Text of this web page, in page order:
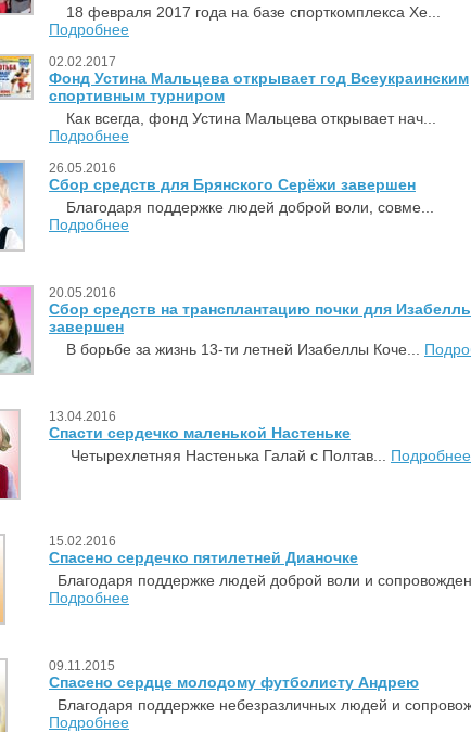
18 февраля 2017 года на базе спорткомплекса Хе...
Подробнее
02.02.2017
Фонд Устина Мальцева открывает год Всеукраинским
спортивным турниром
Как всегда, фонд Устина Мальцева открывает нач...
Подробнее
26.05.2016
Сбор средств для Брянского Серёжи завершен
Благодаря поддержке людей доброй воли, совме...
Подробнее
20.05.2016
Сбор средств на трансплантацию почки для
завершен
В борьбе за жизнь 13-ти летней Изабеллы Коче...
13.04.2016
Спасти сердечко маленькой Настеньке
Четырехлетняя Настенька Галай с Полтав... Подробнее
15.02.2016
Спасено сердечко пятилетней Дианочке
Благодаря поддержке людей доброй воли и
Подробнее
09.11.2015
Спасено сердце молодому футболисту Андрею
Благодаря поддержке небезразличных людей и
Подробнее